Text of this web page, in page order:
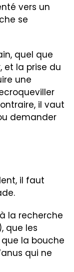
vers un
se
quel que
et la prise du
une
il vaut
demander
il faut
la recherche
que les
que la bouche
qui ne